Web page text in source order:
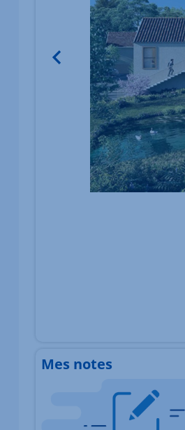
Image du bien Afficher
Mes notes